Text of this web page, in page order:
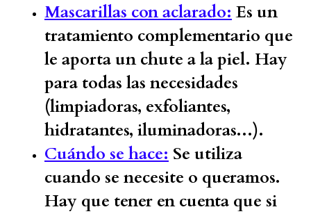
Mascarillas con aclarado: Es un
tratamiento complementario que
le aporta un chute a la piel. Hay
para todas las necesidades
(limpiadoras, exfoliantes,
hidratantes, iluminadoras...).
Cuándo se hace: Se utiliza
cuando se necesite o queramos.
Hay que tener en cuenta que si